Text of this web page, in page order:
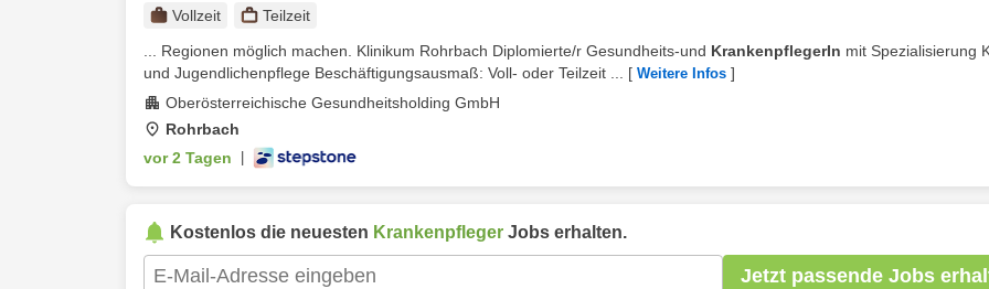
Vollzeit
Teilzeit
... Regionen möglich machen. Klinikum Rohrbach Diplomierte/r Gesundheits-und KrankenpflegerIn mit Spezialisierung
und Jugendlichenpflege Beschäftigungsausmaß: Voll- oder Teilzeit ...
[ Weitere Infos ]
Oberösterreichische Gesundheitsholding GmbH
Rohrbach
vor 2 Tagen
Kostenlos die neuesten Krankenpfleger Jobs erhalten.
Jetzt passende Jobs